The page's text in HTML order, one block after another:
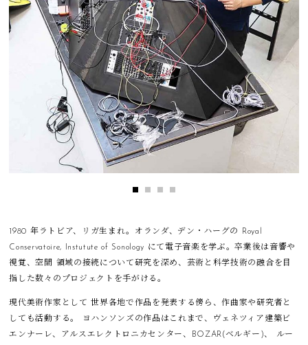
1980 年ラトビア、リガ生まれ。オランダ、デン・ハーグの Royal
Conservatoire, Instutute of Sonology にて電子音楽を学ぶ。卒業後は音響や
視覚、空間 領域の接続について研究を深め、芸術と科学技術の融合を目
指した数々のプロジェクトを手がける。
現代美術作家として 世界各地で作品を発表する傍ら、作曲家や研究者と
しても活動する。 ヨハンソンズの作品はこれまで、ヴェネツィア建築ビ
エンナーレ、アルスエレクトロニカセンター、BOZAR(ベルギー)、 ルー